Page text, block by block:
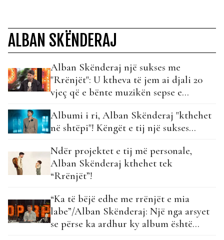
ALBAN SKËNDERAJ
Alban Skënderaj një sukses me
"Rrënjët": U ktheva të jem ai djali 20
vjeç që e bënte muzikën sepse e
Albumi i ri, Alban Skënderaj "kthehet
në shtëpi"! Këngët e tij një sukses...
Ndër projektet e tij më personale,
Alban Skënderaj kthehet tek
“Rrënjët”!
“Ka të bëjë edhe me rrënjët e mia
labe”/Alban Skënderaj: Një nga arsyet
se përse ka ardhur ky album është…